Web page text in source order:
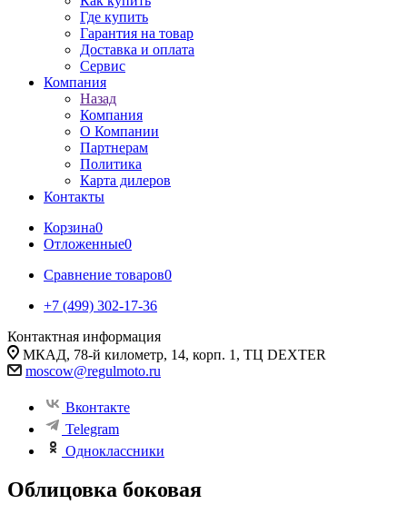
Где купить
Гарантия на товар
Доставка и оплата
Сервис
Компания
Назад
Компания
О Компании
Партнерам
Политика
Карта дилеров
Контакты
Корзина0
Отложенные0
Сравнение товаров0
+7 (499) 302-17-36
Контактная информация
МКАД, 78-й километр, 14, корп. 1, ТЦ DEXTER
moscow@regulmoto.ru
Вконтакте
Telegram
Одноклассники
Облицовка боковая